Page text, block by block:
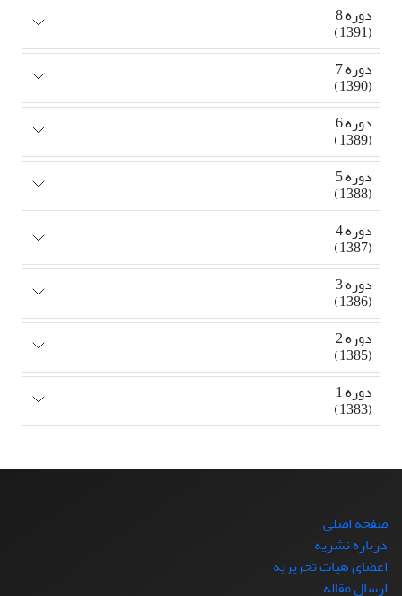
دوره 8
(1391)
دوره 7
(1390)
دوره 6
(1389)
دوره 5
(1388)
دوره 4
(1387)
دوره 3
(1386)
دوره 2
(1385)
دوره 1
(1383)
صفحه اصلی
درباره نشریه
اعضای هیات تحریریه
ارسال مقاله